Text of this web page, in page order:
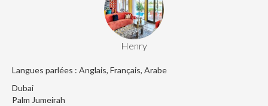
Henry
Langues parlées : Anglais, Français, Arabe
Dubai
Palm Jumeirah